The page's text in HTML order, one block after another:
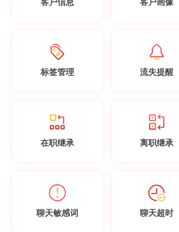
标签管理 流失提醒
在职继承 离职继承
聊天敏感词 聊天超时